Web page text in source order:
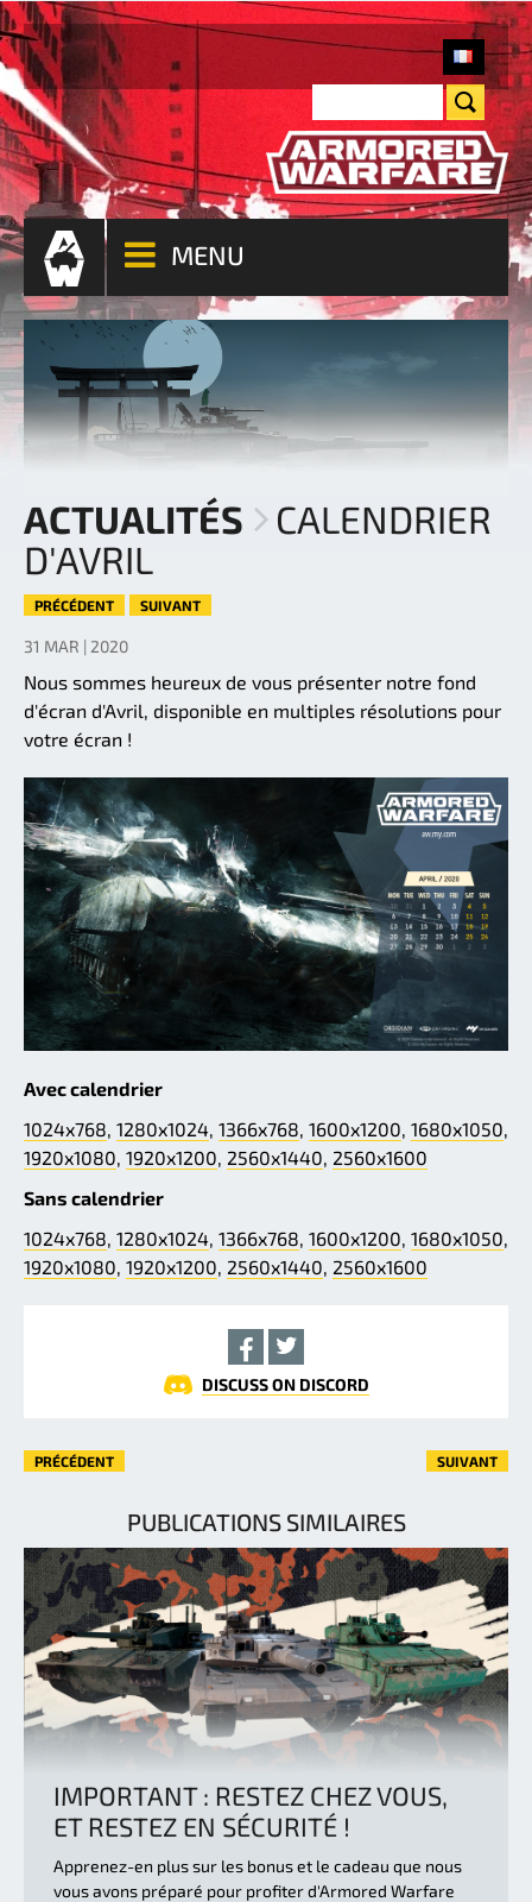
MENU
ACTUALITÉS
CALENDRIER
D'AVRIL
PRÉCÉDENT SUIVANT
31 MAR | 2020
Nous sommes heureux de vous présenter notre fond
d'écran d'Avril, disponible en multiples résolutions pour
votre écran !
Avec calendrier
1024x768 1280x1024 1366x768 1600x1200 1680x1050
1920x1080 1920x1200 2560x1440 2560x1600
Sans calendrier
1024x768 1280x1024 1366x768 1600x1200 1680x1050
1920x1080 1920x1200 2560x1440 2560x1600
DISCUSS ON DISCORD
PRÉCÉDENT SUIVANT
PUBLICATIONS SIMILAIRES
IMPORTANT : RESTEZ CHEZ VOUS,
ET RESTEZ EN SÉCURITÉ !
Apprenez-en plus sur les bonus et le cadeau que nous
vous avons préparé pour profiter d'Armored Warfare